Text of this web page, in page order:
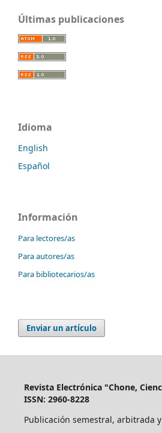
Últimas publicaciones
Idioma
English
Español
Información
Para lectores/as
Para autores/as
Para bibliotecarios/as
Enviar un artículo
Revista Electrónica "Chone,
ISSN: 2960-8228
Publicación semestral, arbitrada